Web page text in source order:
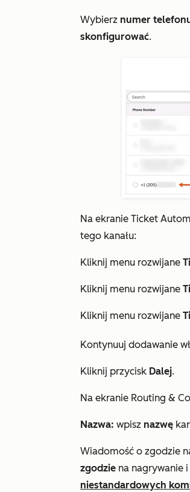
Wybierz numer
skonfigurować.
Na ekranie Ticket
tego kanału:
Kliknij menu rozwijane
Kliknij menu rozwijane
Kliknij menu rozwijane
Kontynuuj dodawanie
Kliknij przycisk Dalej.
Na ekranie Routing &
Nazwa: wpisz nazwę
Wiadomość o zgodzie
zgodzie na nagrywanie
niestandardowych